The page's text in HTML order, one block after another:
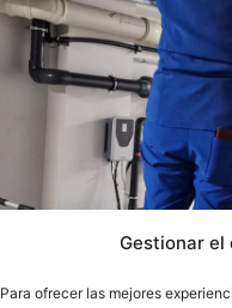
Gestionar el
Para ofrecer las mejores